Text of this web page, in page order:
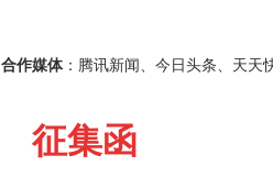
合作媒体：腾讯新闻、今日头条、天天
征集函